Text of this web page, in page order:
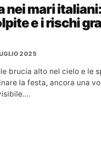
nei mari
e i rischi
2025
brucia alto nel cielo e le
la festa, ancora una